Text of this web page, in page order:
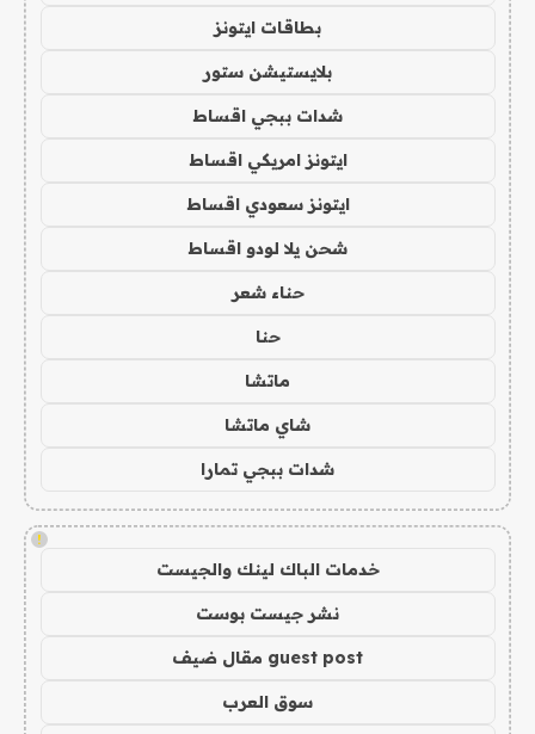
بطاقات ايتونز
بلايستيشن ستور
شدات ببجي اقساط
ايتونز امريكي اقساط
ايتونز سعودي اقساط
شحن يلا لودو اقساط
حناء شعر
حنا
ماتشا
شاي ماتشا
شدات ببجي تمارا
!
خدمات الباك لينك والجيست
نشر جيست بوست
guest post مقال ضيف
سوق العرب